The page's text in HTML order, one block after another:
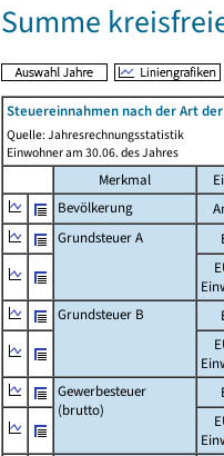
Summe
Steuereinnahmen nach der Art
Quelle: Jahresrechnungsstatistik
Einwohner am 30.06. des Jahres
Merkmal
Bevölkerung
Grundsteuer A
Grundsteuer B
Gewerbesteuer
(brutto)